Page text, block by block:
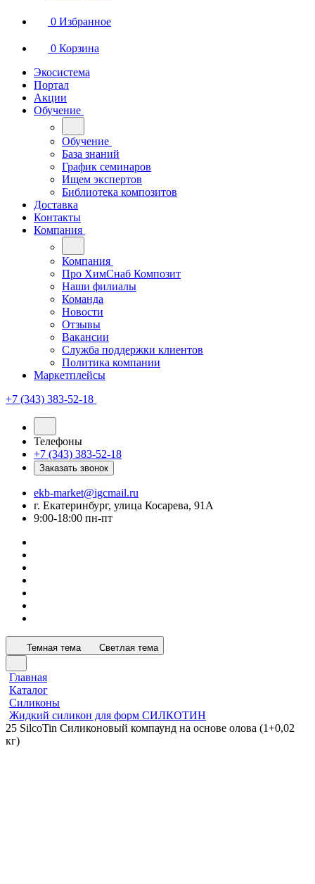
0 Избранное
0 Корзина
Экосистема
Портал
Акции
Обучение
Обучение
База знаний
График семинаров
Ищем экспертов
Библиотека композитов
Доставка
Контакты
Компания
Компания
Про ХимСнаб Композит
Наши филиалы
Команда
Новости
Отзывы
Вакансии
Служба поддержки клиентов
Политика компании
Маркетплейсы
+7 (343) 383-52-18
Телефоны
+7 (343) 383-52-18
Заказать звонок
ekb-market@igcmail.ru
г. Екатеринбург, улица Косарева, 91А
9:00-18:00 пн-пт
Темная тема Светлая тема
Главная
Каталог
Силиконы
Жидкий силикон для форм СИЛКОТИН
25 SilcoTin Силиконовый компаунд на основе олова (1+0,02
кг)